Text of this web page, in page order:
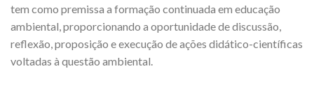
tem como premissa a formação continuada em educação
ambiental, proporcionando a oportunidade de discussão,
reflexão, proposição e execução de ações didático-científicas
voltadas à questão ambiental.